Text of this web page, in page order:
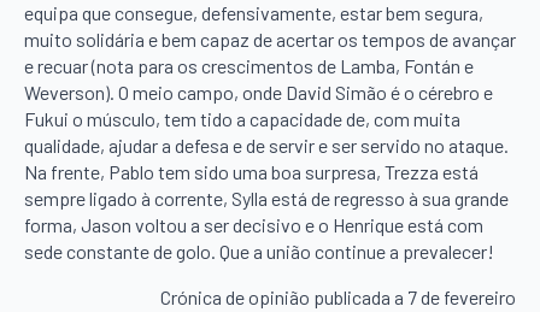
equipa que consegue, defensivamente, estar bem segura,
muito solidária e bem capaz de acertar os tempos de avançar
e recuar (nota para os crescimentos de Lamba, Fontán e
Weverson). O meio campo, onde David Simão é o cérebro e
Fukui o músculo, tem tido a capacidade de, com muita
qualidade, ajudar a defesa e de servir e ser servido no ataque.
Na frente, Pablo tem sido uma boa surpresa, Trezza está
sempre ligado à corrente, Sylla está de regresso à sua grande
forma, Jason voltou a ser decisivo e o Henrique está com
sede constante de golo. Que a união continue a prevalecer!
Crónica de opinião publicada a 7 de fevereiro